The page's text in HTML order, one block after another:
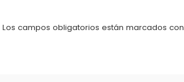
Los campos obligatorios están marcados con